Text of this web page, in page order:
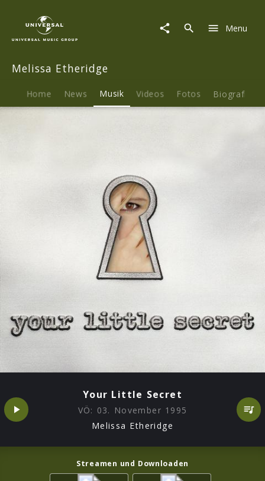
Etheridge
Musik
Your
Menu
Melissa Etheridge
Home News Musik Videos Fotos Biografie
Your Little Secret
VÖ: 03. November 1995
Melissa Etheridge
Streamen und Downloaden